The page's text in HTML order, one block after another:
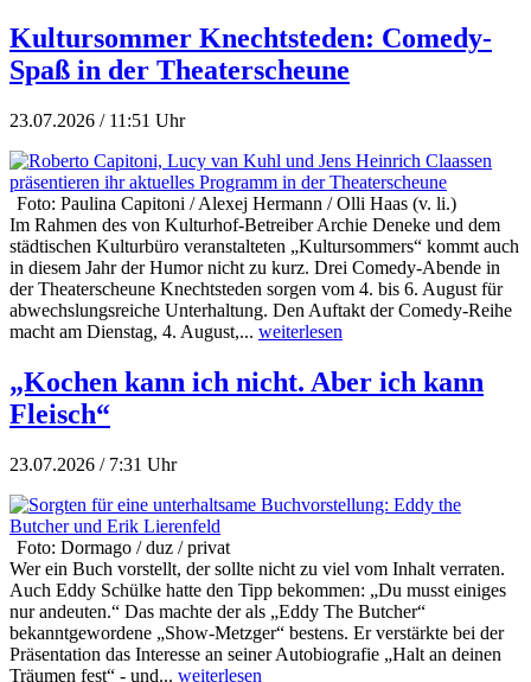
Kultursommer Knechtsteden: Comedy-
Spaß in der Theaterscheune
23.07.2026 / 11:51 Uhr
Foto: Paulina Capitoni / Alexej Hermann / Olli Haas (v. li.)
Im Rahmen des von Kulturhof-Betreiber Archie Deneke und dem
städtischen Kulturbüro veranstalteten „Kultursommers“ kommt auch
in diesem Jahr der Humor nicht zu kurz. Drei Comedy-Abende in
der Theaterscheune Knechtsteden sorgen vom 4. bis 6. August für
abwechslungsreiche Unterhaltung. Den Auftakt der Comedy-Reihe
macht am Dienstag, 4. August,... weiterlesen
„Kochen kann ich nicht. Aber ich kann
Fleisch“
23.07.2026 / 7:31 Uhr
Foto: Dormago / duz / privat
Wer ein Buch vorstellt, der sollte nicht zu viel vom Inhalt verraten.
Auch Eddy Schülke hatte den Tipp bekommen: „Du musst einiges
nur andeuten.“ Das machte der als „Eddy The Butcher“
bekanntgewordene „Show-Metzger“ bestens. Er verstärkte bei der
Präsentation das Interesse an seiner Autobiografie „Halt an deinen
Träumen fest“ - und... weiterlesen